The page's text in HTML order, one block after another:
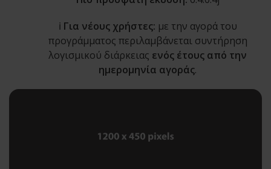
ℹ️ Για νέους χρήστες: με την αγορά του
προγράμματος περιλαμβάνεται συντήρηση
λογισμικού διάρκειας ενός έτους από την
ημερομηνία αγοράς.